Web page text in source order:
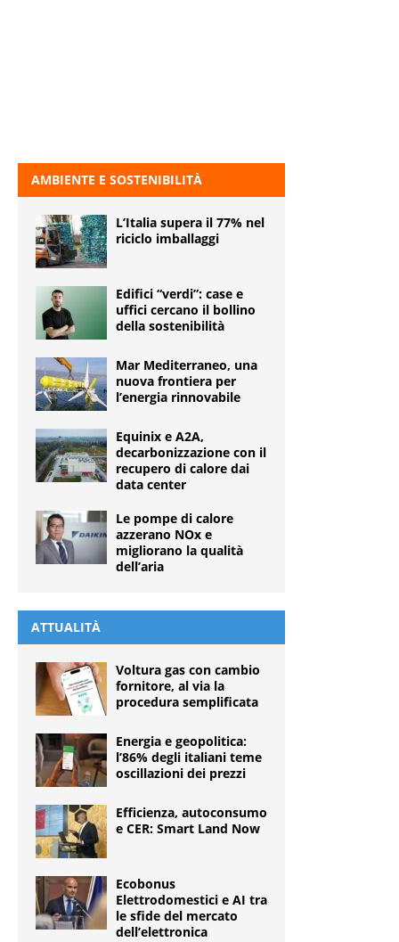
AMBIENTE E SOSTENIBILITÀ
L’Italia supera il 77% nel
riciclo imballaggi
Edifici “verdi”: case e
uffici cercano il bollino
della sostenibilità
Mar Mediterraneo, una
nuova frontiera per
l’energia rinnovabile
Equinix e A2A,
decarbonizzazione con il
recupero di calore dai
data center
Le pompe di calore
azzerano NOx e
migliorano la qualità
dell’aria
ATTUALITÀ
Voltura gas con cambio
fornitore, al via la
procedura semplificata
Energia e geopolitica:
l’86% degli italiani teme
oscillazioni dei prezzi
Efficienza, autoconsumo
e CER: Smart Land Now
Ecobonus
Elettrodomestici e AI tra
le sfide del mercato
dell’elettronica